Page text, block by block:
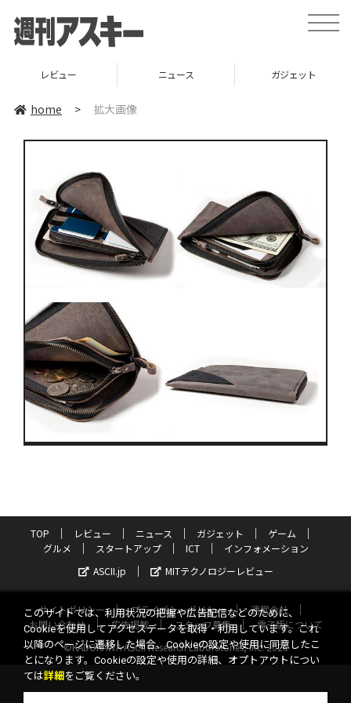
toggle
レビュー ニュース ガジェット
home > 拡大画像
TOP レビュー ニュース ガジェット
ゲーム
グルメ
スタートアップ ICT
インフォメーション
ASCII.jp
MITテクノロジーレビュー
サイトポリシー プライバシーポリシー
運営会社
お問い合わせ
広告掲載 スタッフ募集
電子版について
©KADOKAWA ASCII Research Laboratories, Inc. 2026
このサイトでは、利用状況の把握や広告配信などのために、
Cookieを使用してアクセスデータを取得・利用しています。これ
以降のページに遷移した場合、Cookieの設定や使用に同意したこ
とになります。Cookieの設定や使用の詳細、オプトアウトについ
ては詳細 をご覧ください。